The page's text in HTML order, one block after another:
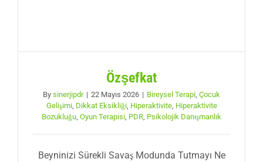
Özşefkat
By sinerjipdr | 22 Mayıs 2026 | Bireysel Terapi, Çocuk
Gelişimi, Dikkat Eksikliği, Hiperaktivite, Hiperaktivite
Bozukluğu, Oyun Terapisi, PDR, Psikolojik Danışmanlık
Beyninizi Sürekli Savaş Modunda Tutmayı Ne